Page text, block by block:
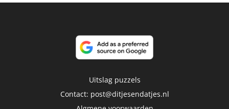
Uitslag puzzels
Contact: post@ditjesendatjes.nl